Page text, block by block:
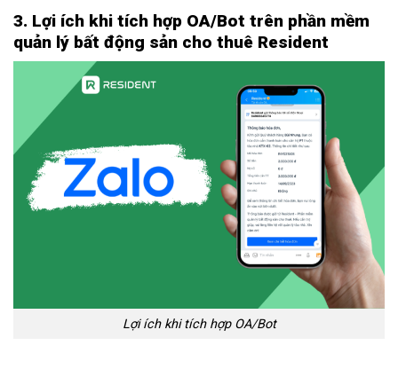
3. Lợi ích khi tích hợp OA/Bot trên phần mềm
quản lý bất động sản cho thuê Resident
Lợi ích khi tích hợp OA/Bot